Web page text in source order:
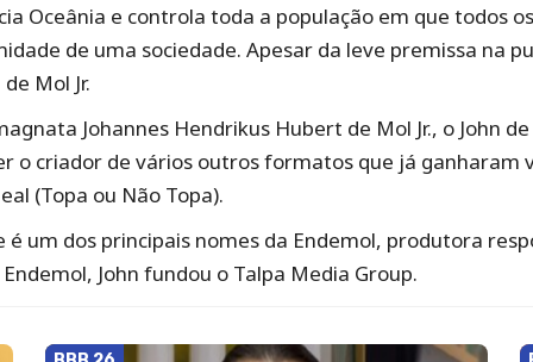
Oceânia e controla toda a população em que todos
de uma sociedade. Apesar da leve premissa na
Mol Jr.
Johannes Hendrikus Hubert de Mol Jr., o John
o criador de vários outros formatos que já ganharam
(Topa ou Não Topa).
é um dos principais nomes da Endemol, produtora
John fundou o Talpa Media Group.